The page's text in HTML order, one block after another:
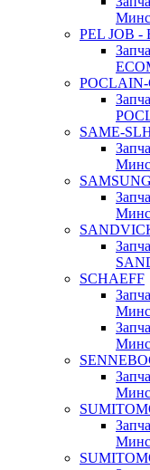
PEL JOB -
SAME-
SCHAEFF